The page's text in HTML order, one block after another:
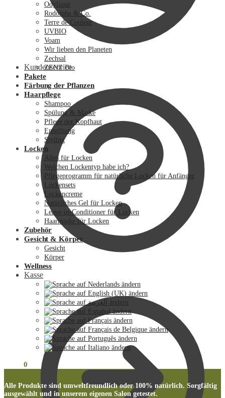
Kundenservice
Kasse
Odylique
Rodolphe & Co.
Terre de Couleur
UVBIO
Voam
Wir lieben den Planeten
Zechsal
ZENZ Bio
Pakete
Färbung der Pflanzen
Haarpflege
Shampoo
Spülung & Maske
Pflege der Kopfhaut
Entgiftung
Styling
Locken
Alles für Locken
Welchen Lockentyp habe ich?
Pflegeprogramm für natürliche Locken für Anfänger
Lockensets
Lockencreme
Natürliches Gel für Locken
Leave-in-Conditioner für Locken
Haarmaske für Locken
Zubehör
Gesicht & Körper
Gesicht
Körper
Wellness
0
Alle Produkte sind umweltfreundlich oder 100% natürlich. Sorgfältig
ausgewählt und in unserem eigenen Salon getestet.